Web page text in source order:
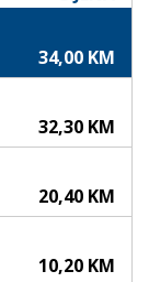
34,00 KM
32,30 KM
20,40 KM
10,20 KM